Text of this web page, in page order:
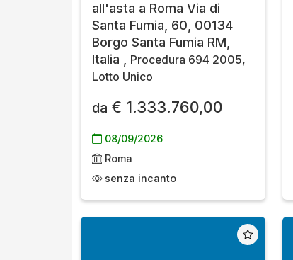
all'asta a Roma Via di
Santa Fumia, 60, 00134
Borgo Santa Fumia RM,
Italia ,
Procedura 694 2005,
Lotto Unico
da € 1.333.760,00
08/09/2026
Roma
senza incanto